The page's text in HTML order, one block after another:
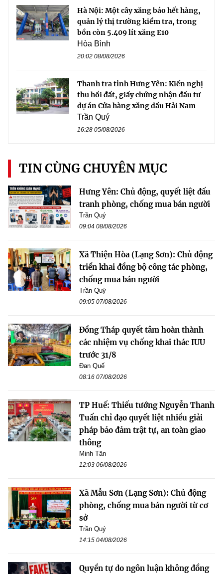
Hà Nội: Một cây xăng báo hết hàng,
quản lý thị trường kiểm tra, trong
bồn còn 5.409 lít xăng E10
Hòa Bình
20:02 08/08/2026
Thanh tra tỉnh Hưng Yên: Kiến nghị
thu hồi đất, giấy chứng nhận đầu tư
dự án Cửa hàng xăng dầu Hải Nam
Trần Quý
16:28 05/08/2026
TIN CÙNG CHUYÊN MỤC
Hưng Yên: Chủ động, quyết liệt đấu
tranh phòng, chống mua bán người
Trần Quý
09:04 08/08/2026
Xã Thiện Hòa (Lạng Sơn): Chủ động
triển khai đồng bộ công tác phòng,
chống mua bán người
Trần Quý
09:05 07/08/2026
Đồng Tháp quyết tâm hoàn thành
các nhiệm vụ chống khai thác IUU
trước 31/8
Đan Quế
08:16 07/08/2026
TP Huế: Thiếu tướng Nguyễn Thanh
Tuấn chỉ đạo quyết liệt nhiều giải
pháp bảo đảm trật tự, an toàn giao
thông
Minh Tân
12:03 06/08/2026
Xã Mẫu Sơn (Lạng Sơn): Chủ động
phòng, chống mua bán người từ cơ
sở
Trần Quý
14:15 04/08/2026
Quyền tự do ngôn luận không đồng